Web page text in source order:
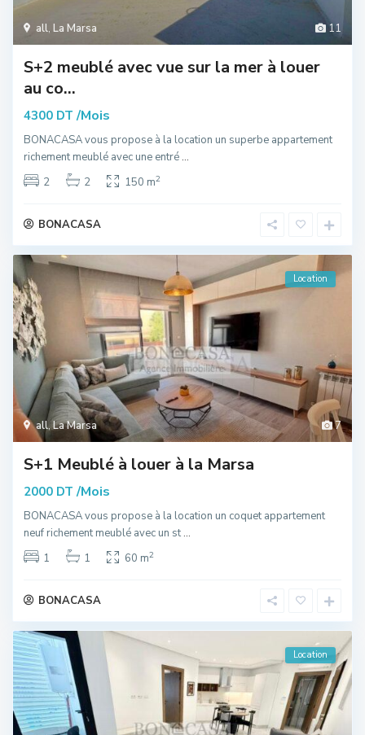
11
all, La Marsa
S+2 meublé avec vue sur la mer à louer
au co...
4300 DT /Mois
BONACASA vous propose à la location un superbe appartement
richement meublé avec une entré...
2
2 150 m2
BONACASA
7
all,La Marsa
Location
S+1 Meublé à louer à la Marsa
2000 DT /Mois
BONACASA vous propose à la location un coquet appartement
neuf richement meublé avec un st...
1
1 60 m2
BONACASA
Location